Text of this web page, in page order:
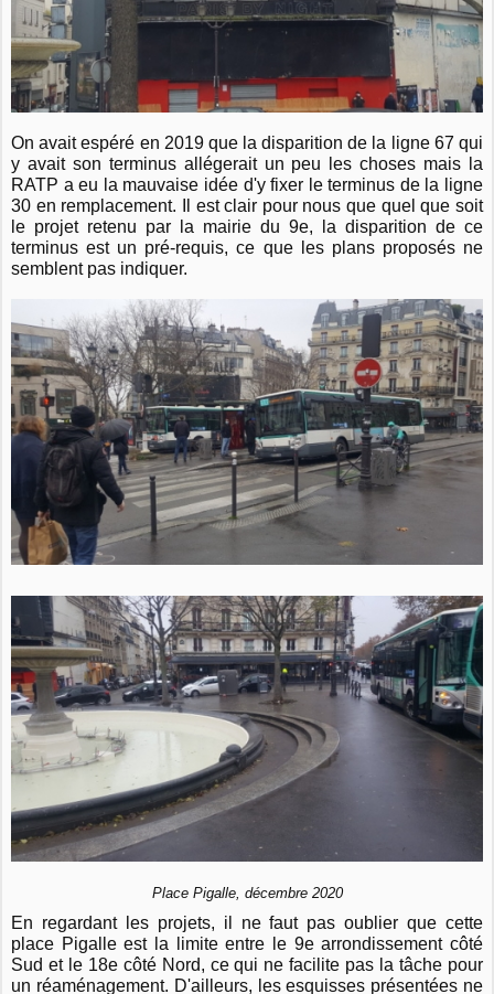
On avait espéré en 2019 que la disparition de la ligne 67 qui
y avait son terminus allégerait un peu les choses mais la
RATP a eu la mauvaise idée d'y fixer le terminus de la ligne
30 en remplacement. Il est clair pour nous que quel que soit
le projet retenu par la mairie du 9e, la disparition de ce
terminus est un pré-requis, ce que les plans proposés ne
semblent pas indiquer.
Place Pigalle, décembre 2020
En regardant les projets, il ne faut pas oublier que cette
place Pigalle est la limite entre le 9e arrondissement côté
Sud et le 18e côté Nord, ce qui ne facilite pas la tâche pour
un réaménagement. D'ailleurs, les esquisses présentées ne